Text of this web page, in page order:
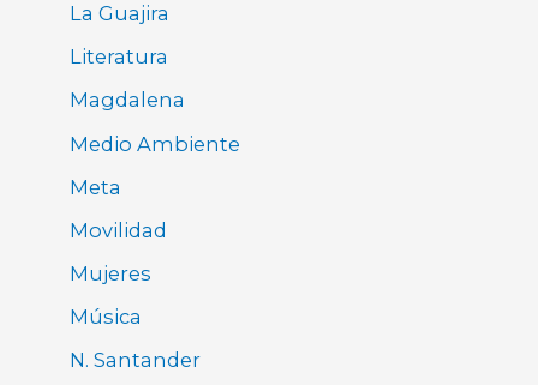
La Guajira
Literatura
Magdalena
Medio Ambiente
Meta
Movilidad
Mujeres
Música
N. Santander